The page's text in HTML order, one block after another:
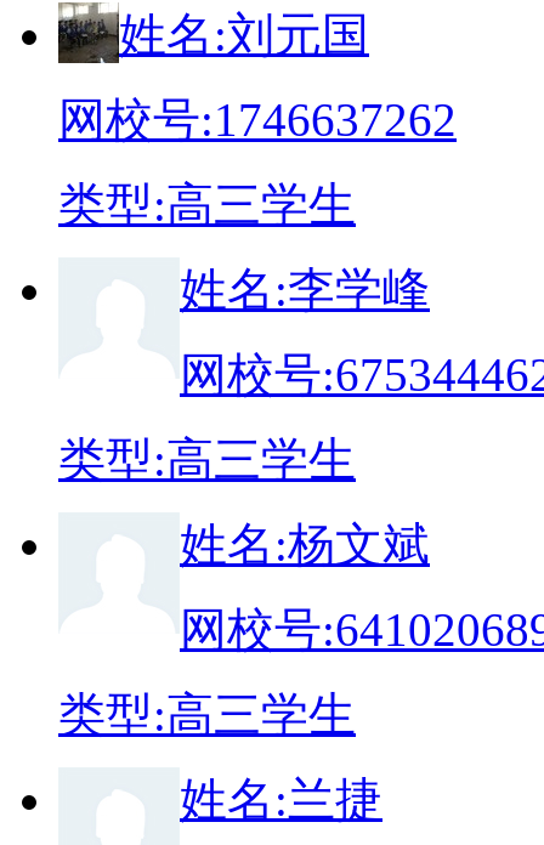
姓名:刘元国
网校号:1746637262
类型:高三学生
姓名:李学峰
网校号:
类型:高三学生
姓名:杨文斌
网校号:
类型:高三学生
姓名:兰捷